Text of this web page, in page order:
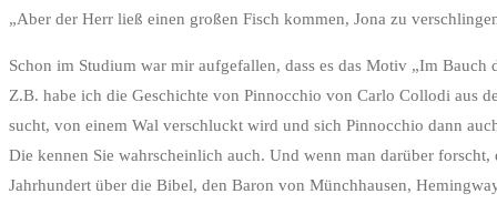
„Aber der Herr ließ einen großen Fisch kommen, Jona zu
Schon im Studium war mir aufgefallen, dass es das Motiv „Im Bauch
Z.B. habe ich die Geschichte von Pinnocchio von Carlo Collodi aus
sucht, von einem Wal verschluckt wird und sich Pinnocchio dann
Die kennen Sie wahrscheinlich auch. Und wenn man darüber
Jahrhundert über die Bibel, den Baron von Münchhausen,